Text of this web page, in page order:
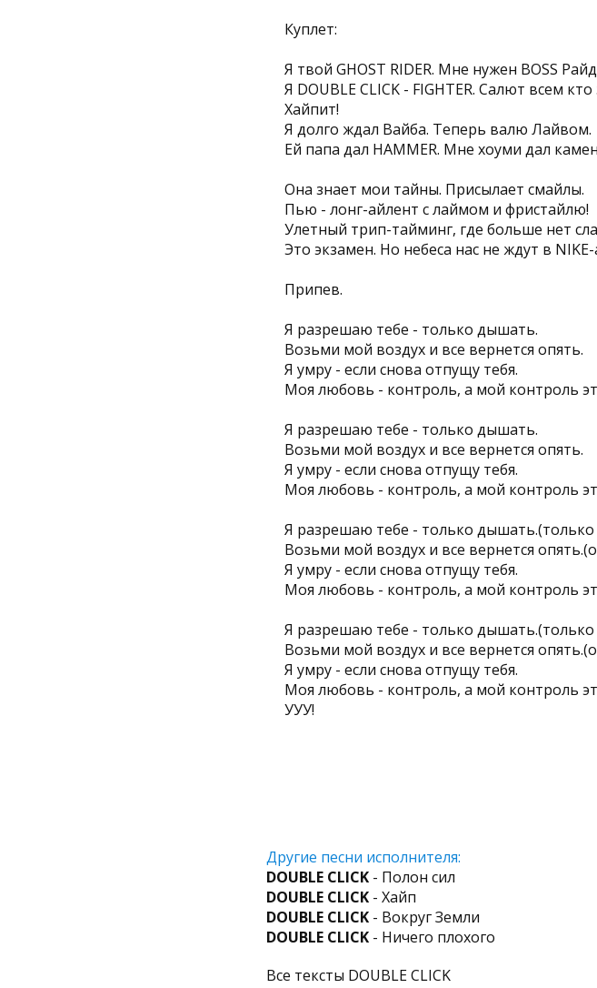
Куплет:
Я твой GHOST RIDER. Мне нужен BOSS
Я DOUBLE CLICK - FIGHTER. Салют всем кто
Хайпит!
Я долго ждал Вайба. Теперь валю Лайвом.
Ей папа дал HAMMER. Мне хоуми дал
Она знает мои тайны. Присылает смайлы.
Пью - лонг-айлент с лаймом и фристайлю!
Улетный трип-тайминг, где больше нет
Это экзамен. Но небеса нас не ждут в NIKE-
Припев.
Я разрешаю тебе - только дышать.
Возьми мой воздух и все вернется опять.
Я умру - если снова отпущу тебя.
Моя любовь - контроль, а мой контроль
Я разрешаю тебе - только дышать.
Возьми мой воздух и все вернется опять.
Я умру - если снова отпущу тебя.
Моя любовь - контроль, а мой контроль
Я разрешаю тебе - только
Возьми мой воздух и все вернется
Я умру - если снова отпущу тебя.
Моя любовь - контроль, а мой контроль
Я разрешаю тебе - только
Возьми мой воздух и все вернется
Я умру - если снова отпущу тебя.
Моя любовь - контроль, а мой контроль
УУУ!
Другие песни исполнителя:
DOUBLE CLICK- Полон сил
DOUBLE CLICK- Хайп
DOUBLE CLICK- Вокруг Земли
DOUBLE CLICK- Ничего плохого
Все тексты DOUBLE CLICK